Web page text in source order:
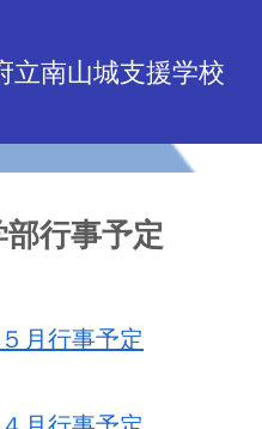
立南山城支援学校
部行事予定
月行事予定